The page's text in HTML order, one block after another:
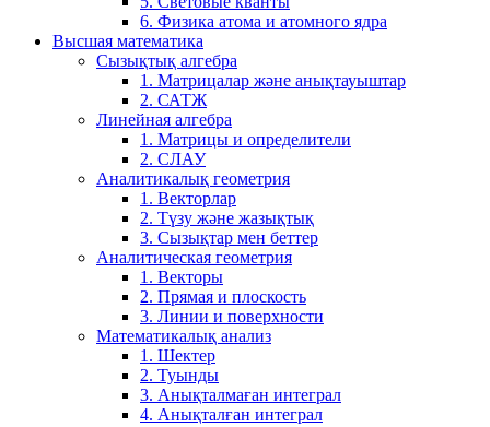
6. Физика атома и атомного ядра
Высшая математика
Сызықтық алгебра
1. Матрицалар және анықтауыштар
2. САТЖ
Линейная алгебра
1. Матрицы и определители
2. СЛАУ
Аналитикалық геометрия
1. Векторлар
2. Түзу және жазықтық
3. Сызықтар мен беттер
Аналитическая геометрия
1. Векторы
2. Прямая и плоскость
3. Линии и поверхности
Математикалық анализ
1. Шектер
2. Туынды
3. Анықталмаған интеграл
4. Анықталған интеграл